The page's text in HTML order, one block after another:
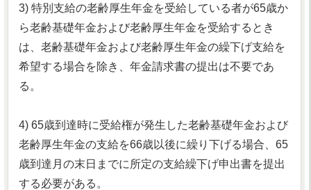
3) 特別支給の老齢厚生年金を受給している者が65歳か
ら老齢基礎年金および老齢厚生年金を受給するとき
は、老齢基礎年金および老齢厚生年金の繰下げ支給を
希望する場合を除き、年金請求書の提出は不要であ
る。
4) 65歳到達時に受給権が発生した老齢基礎年金および
老齢厚生年金の支給を66歳以後に繰り下げる場合、65
歳到達月の末日までに所定の支給繰下げ申出書を提出
する必要がある。